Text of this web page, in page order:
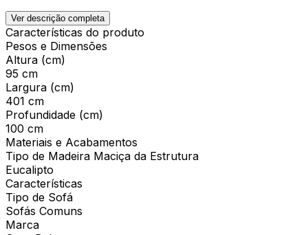
Ver descrição completa
Características do produto
Pesos e Dimensões
Altura (cm)
95 cm
Largura (cm)
401 cm
Profundidade (cm)
100 cm
Materiais e Acabamentos
Tipo de Madeira Maciça da Estrutura
Eucalipto
Características
Tipo de Sofá
Sofás Comuns
Marca